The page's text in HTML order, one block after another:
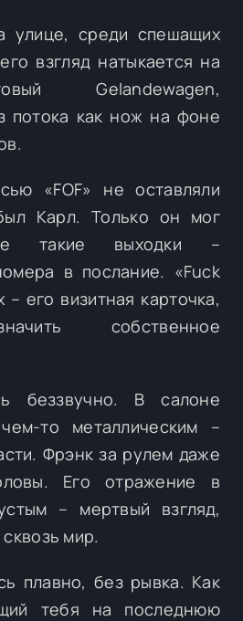
среди спешащих
взгляд натыкается на
Gelandewagen,
потока как нож на фоне
«FOF» не оставляли
Карл. Только он мог
такие выходки –
в послание. «Fuck
– его визитная карточка,
собственное
беззвучно. В салоне
то металлическим –
Фрэнк за рулем даже
Его отражение в
– мертвый взгляд,
мир.
плавно, без рывка. Как
тебя на последнюю